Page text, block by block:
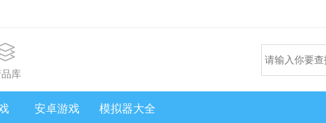
品库
安卓游戏 模拟器大全